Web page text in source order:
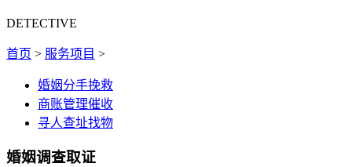
DETECTIVE
首页 > 服务项目 >
婚姻分手挽救
商账管理催收
寻人查址找物
婚姻调查取证